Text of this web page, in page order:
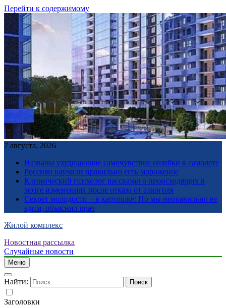
Перейти к содержимому
7 августа, 2026
Названы ухудшающие самочувствие ошибки в самолете
Россиян научили правильно есть мороженое
Клинический психолог рассказал о происходящих в
мозге изменениях после отказа от алкоголя
Секрет молодости – в картошке: Но мы неправильно ее
едим, объяснил врач
Жилой комплекс
Новостная рассылка
Случайные новости
Меню
Найти:
Заголовки